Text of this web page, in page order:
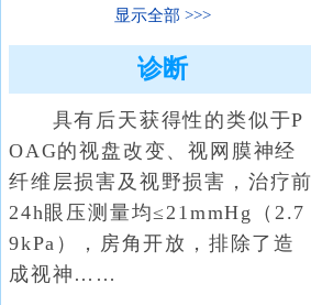
显示全部
诊断
具有后天获得性的类似于P
OAG的视盘改变、视网膜神经
纤维层损害及视野损害，治疗前
24h眼压测量均≤21mmHg（2.7
9kPa），房角开放，排除了造
成视神……